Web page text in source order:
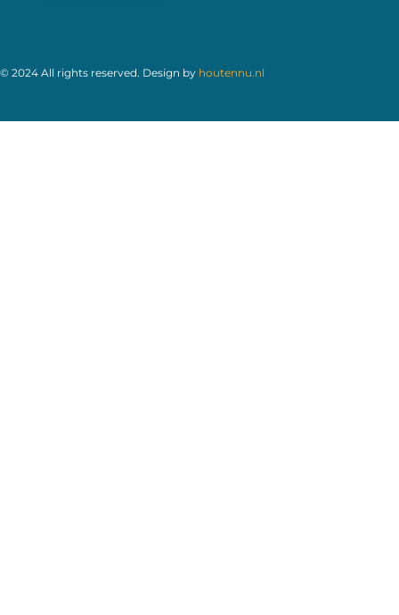
© 2024 All rights reserved. Design by houtennu.nl